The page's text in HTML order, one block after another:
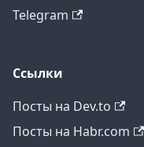
Telegram
Ссылки
Посты на Dev.to
Посты на Habr.com